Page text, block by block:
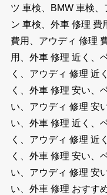
ツ 車検、BMW 車検
ン 車検、外車 修理 費
費用、アウディ 修理
用、外車 修理 近く、
く、アウディ 修理 近
く、外車 修理 安い、
い、アウディ 修理 安
い、外車 修理 近く、
く、アウディ 修理 近
く、外車 修理 安い、
い、アウディ 修理 安
い、外車 修理 おすす